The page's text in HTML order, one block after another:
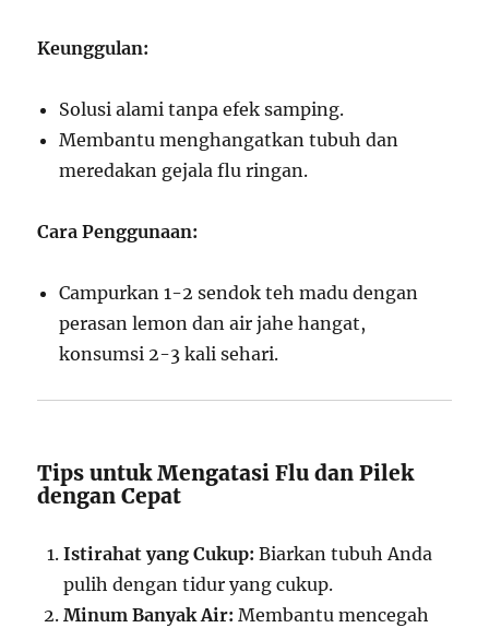
Keunggulan:
Solusi alami tanpa efek samping.
Membantu menghangatkan tubuh dan
meredakan gejala flu ringan.
Cara Penggunaan:
Campurkan 1-2 sendok teh madu dengan
perasan lemon dan air jahe hangat,
konsumsi 2-3 kali sehari.
Tips untuk Mengatasi Flu dan Pilek
dengan Cepat
Istirahat yang Cukup: Biarkan tubuh Anda
pulih dengan tidur yang cukup.
Minum Banyak Air: Membantu mencegah